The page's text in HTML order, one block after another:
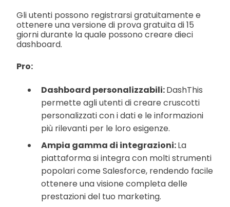
Gli utenti possono registrarsi gratuitamente e
ottenere una versione di prova gratuita di 15
giorni durante la quale possono creare dieci
dashboard.
Pro:
Dashboard personalizzabili:DashThis
permette agli utenti di creare cruscotti
personalizzati con i dati e le informazioni
più rilevanti per le loro esigenze.
Ampia gamma di integrazioni:La
piattaforma si integra con molti strumenti
popolari come Salesforce, rendendo facile
ottenere una visione completa delle
prestazioni del tuo marketing.